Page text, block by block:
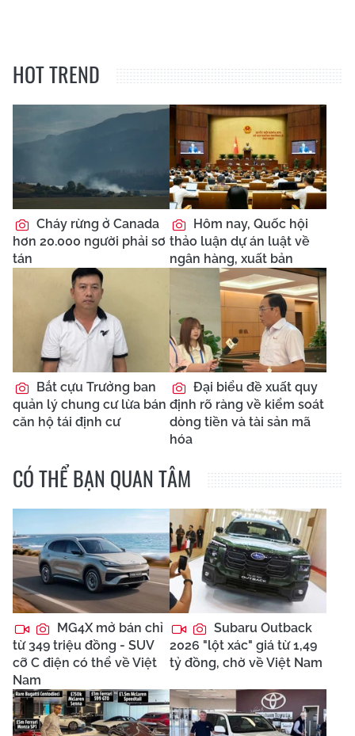
HOT TREND
Cháy rừng ở Canada
hơn 20.000 người phải sơ
tán
Hôm nay, Quốc hội
thảo luận dự án luật về
ngân hàng, xuất bản
Bắt cựu Trưởng ban
quản lý chung cư lừa bán
căn hộ tái định cư
Đại biểu đề xuất quy
định rõ ràng về kiểm soát
dòng tiền và tài sản mã
hóa
CÓ THỂ BẠN QUAN TÂM
MG4X mở bán chỉ
từ 349 triệu đồng - SUV
cỡ C điện có thể về Việt
Nam
Subaru Outback
2026 "lột xác" giá từ 1,49
tỷ đồng, chờ về Việt Nam